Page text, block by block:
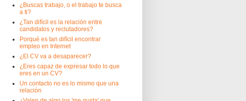
¿Buscas trabajo, o el trabajo te busca
a ti?
¿Tan difícil es la relación entre
candidatos y reclutadores?
Porqué es tan difícil encontrar
empleo en Internet
¿El CV va a desaparecer?
¿Eres capaz de expresar todo lo que
eres en un CV?
Un contacto no es lo mismo que una
relación